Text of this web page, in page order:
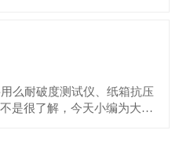
食品、药
么耐破度测试仪、纸箱抗压
是很了解，今天小编为大家